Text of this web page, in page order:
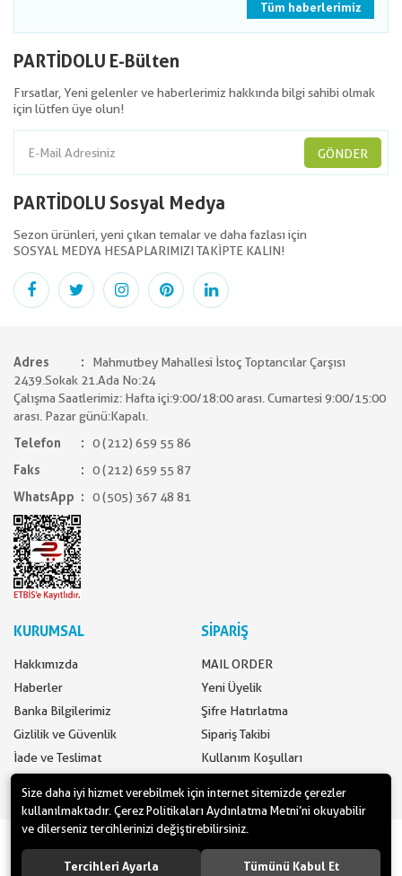
Tüm haberlerimiz
PARTİDOLU E-Bülten
Fırsatlar, Yeni gelenler ve haberlerimiz hakkında bilgi sahibi olmak
için lütfen üye olun!
GÖNDER
PARTİDOLU Sosyal Medya
Sezon ürünleri, yeni çıkan temalar ve daha fazlası için
SOSYAL MEDYA HESAPLARIMIZI TAKİPTE KALIN!
Adres
Mahmutbey Mahallesi İstoç Toptancılar Çarşısı
2439.Sokak 21.Ada No:24
Çalışma Saatlerimiz: Hafta içi:9:00/18:00 arası. Cumartesi 9:00/15:00
arası. Pazar günü:Kapalı.
Telefon
0 (212) 659 55 86
Faks
0 (212) 659 55 87
WhatsApp
0 (505) 367 48 81
KURUMSAL
Hakkımızda
Haberler
Banka Bilgilerimiz
Gizlilik ve Güvenlik
İade ve Teslimat
SİPARİŞ
MAIL ORDER
Yeni Üyelik
Şifre Hatırlatma
Sipariş Takibi
Kullanım Koşulları
www.yilbasimalzemeleri.com - www.partidolu.com bir Pandoli Parti
Kuruluşudur. © 2018 Pandoli Parti Malzemeleri Tüm hakları saklıdır.
Size daha iyi hizmet verebilmek için internet sitemizde çerezler
kullanılmaktadır. Çerez Politikaları Aydınlatma Metni’ni okuyabilir
ve dilerseniz tercihlerinizi değiştirebilirsiniz.
Tercihleri Ayarla Tümünü Kabul Et